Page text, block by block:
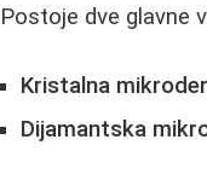
Postoje dve glavne
Kristalna
Dijamantska